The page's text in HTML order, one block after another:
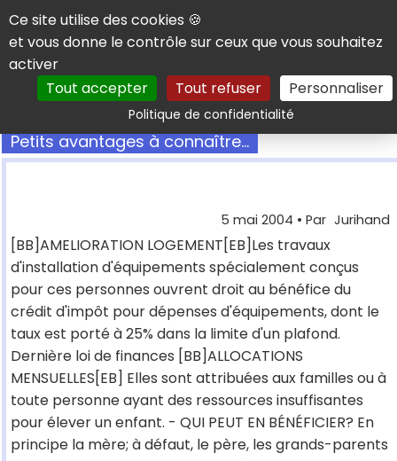
Panneau de gestion des cookies
Ce site utilise des cookies 🍪
et vous donne le contrôle sur ceux que vous souhaitez
activer
Tout accepter
Tout refuser Personnaliser
Politique de confidentialitéRechercher
Petits avantages à connaître...
5 mai 2004 • Par Jurihand
[BB]AMELIORATION LOGEMENT[EB]Les travaux
d'installation d'équipements spécialement conçus
pour ces personnes ouvrent droit au bénéfice du
crédit d'impôt pour dépenses d'équipements, dont le
taux est porté à 25% dans la limite d'un plafond.
Dernière loi de finances [BB]ALLOCATIONS
MENSUELLES[EB] Elles sont attribuées aux familles ou à
toute personne ayant des ressources insuffisantes
pour élever un enfant. - QUI PEUT EN BÉNÉFICIER? En
principe la mère; à défaut, le père, les grands-parents